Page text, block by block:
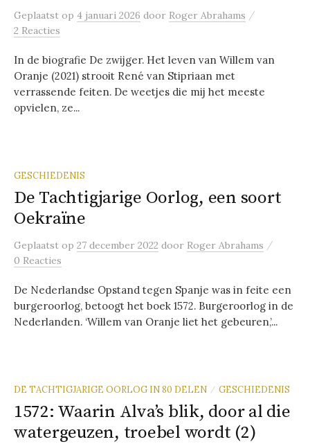
Geplaatst op 4 januari 2026 door Roger Abrahams /
2 Reacties
In de biografie De zwijger. Het leven van Willem van
Oranje (2021) strooit René van Stipriaan met
verrassende feiten. De weetjes die mij het meeste
opvielen, ze...
GESCHIEDENIS
De Tachtigjarige Oorlog, een soort
Oekraïne
Geplaatst op 27 december 2022 door Roger Abrahams /
0 Reacties
De Nederlandse Opstand tegen Spanje was in feite een
burgeroorlog, betoogt het boek 1572. Burgeroorlog in de
Nederlanden. ‘Willem van Oranje liet het gebeuren,’...
DE TACHTIGJARIGE OORLOG IN 80 DELEN / GESCHIEDENIS
1572: Waarin Alva’s blik, door al die
watergeuzen, troebel wordt (2)